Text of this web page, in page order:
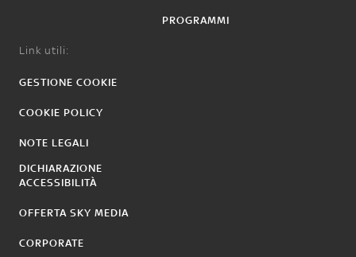
PROGRAMMI
Link utili:
GESTIONE COOKIE
COOKIE POLICY
NOTE LEGALI
DICHIARAZIONE
ACCESSIBILITÀ
OFFERTA SKY MEDIA
CORPORATE